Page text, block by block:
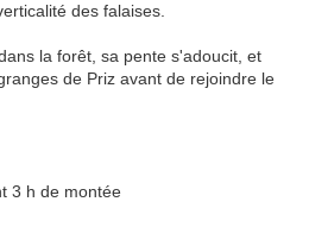
des falaises.
la forêt, sa pente s'adoucit, et
de Priz avant de rejoindre le
3 h de montée